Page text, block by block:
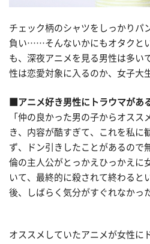
チェック柄のシャツをしっかりパ
負い……そんないかにもオタクと
も、深夜アニメを見る男性は多い
性は恋愛対象に入るのか、女子大
■アニメ好き男性にトラウマがあ
「仲の良かった男の子からオスス
き、内容が酷すぎて、これを私に
ず、ドン引きしたことがあるので
倫の主人公がとっかえひっかえに
いて、最終的に殺されて終わると
後、しばらく気分がすぐれなかっ
オススメしていたアニメが女性に